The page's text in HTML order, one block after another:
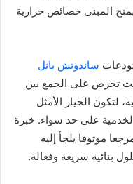
المبنى خصائص حرارية
ساندوتش بانل
تحرص على الجمع بين
لتكون الخيار الأمثل
على حد سواء. خبرة
موثوقا يلجأ إليه
بنائية سريعة وفعالة.